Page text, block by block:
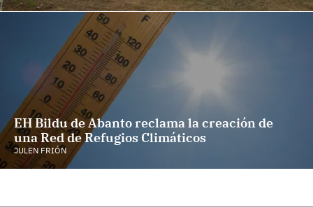
EH Bildu de Abanto reclama la creación de
una Red de Refugios Climáticos
JULEN FRIÓN